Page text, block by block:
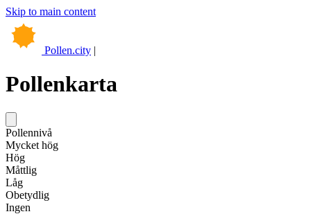
Skip to main content
Pollen.city |
Pollenkarta
+
−
Pollennivå
Mycket hög
Hög
Måttlig
Låg
Obetydlig
Ingen